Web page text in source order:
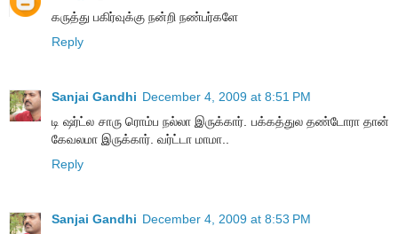
கருத்து பகிர்வுக்கு நன்றி நண்பர்களே
Reply
Sanjai Gandhi December 4, 2009 at 8:51 PM
டி ஷர்ட்ல சாரு ரொம்ப நல்லா இருக்கார். பக்கத்துல தண்டோரா தான்
கேவலமா இருக்கார். வர்ட்டா மாமா..
Reply
Sanjai Gandhi December 4, 2009 at 8:53 PM